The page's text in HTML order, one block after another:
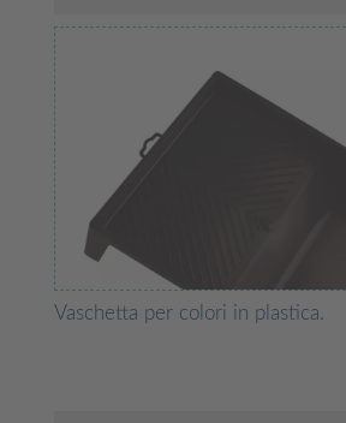
Vaschetta per colori in plastica.